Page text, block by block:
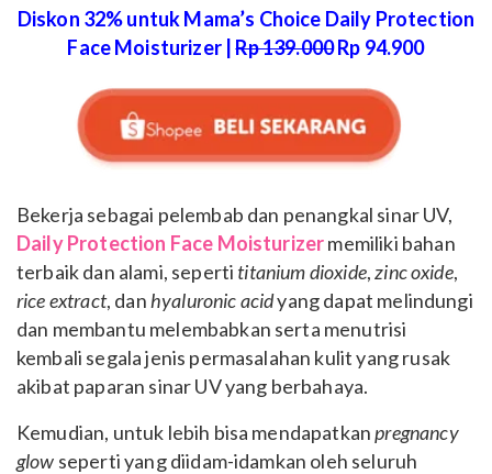
Diskon 32% untuk Mama’s Choice Daily Protection
Face Moisturizer |Rp 139.000Rp 94.900
Bekerja sebagai pelembab dan penangkal sinar UV,
Daily Protection Face Moisturizermemiliki bahan
terbaik dan alami, seperti titanium dioxide,zinc oxide,
rice extract, dan hyaluronic acidyang dapat melindungi
dan membantu melembabkan serta menutrisi
kembali segala jenis permasalahan kulit yang rusak
akibat paparan sinar UV yang berbahaya.
Kemudian, untuk lebih bisa mendapatkanpregnancy
glow seperti yang diidam-idamkan oleh seluruh